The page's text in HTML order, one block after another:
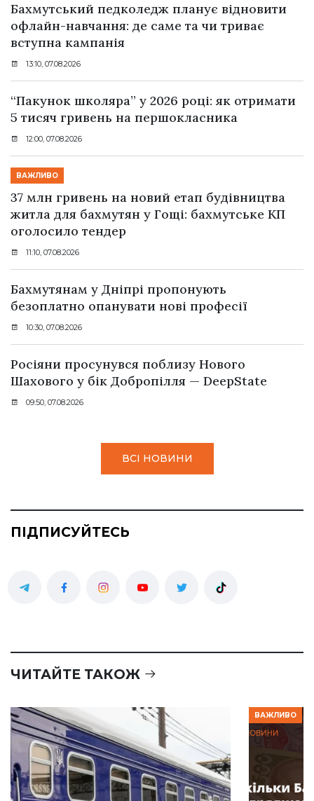
Бахмутський педколедж планує відновити
офлайн-навчання: де саме та чи триває
вступна кампанія
13:10, 07.08.2026
“Пакунок школяра” у 2026 році: як отримати
5 тисяч гривень на першокласника
12:00, 07.08.2026
ВАЖЛИВО
37 млн гривень на новий етап будівництва
житла для бахмутян у Гощі: бахмутське КП
оголосило тендер
11:10, 07.08.2026
Бахмутянам у Дніпрі пропонують
безоплатно опанувати нові професії
10:30, 07.08.2026
Росіяни просунувся поблизу Нового
Шахового у бік Добропілля — DeepState
09:50, 07.08.2026
ВСІ НОВИНИ
ПІДПИСУЙТЕСЬ
ЧИТАЙТЕ ТАКОЖ
ВАЖЛИВО